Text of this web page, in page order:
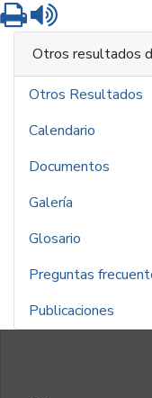
Imprimir
Otros resultados
Otros Resultados
Calendario
Documentos
Galería
Glosario
Preguntas
Publicaciones